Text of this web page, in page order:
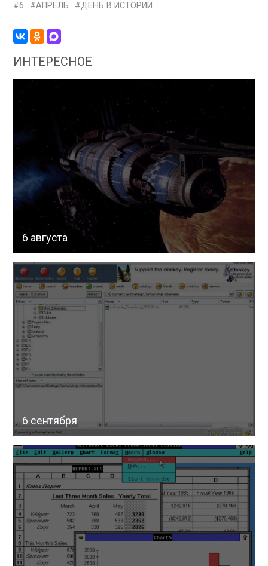
6 АПРЕЛЬ ДЕНЬ В ИСТОРИИ
ИНТЕРЕСНОЕ
6 августа
6 сентября